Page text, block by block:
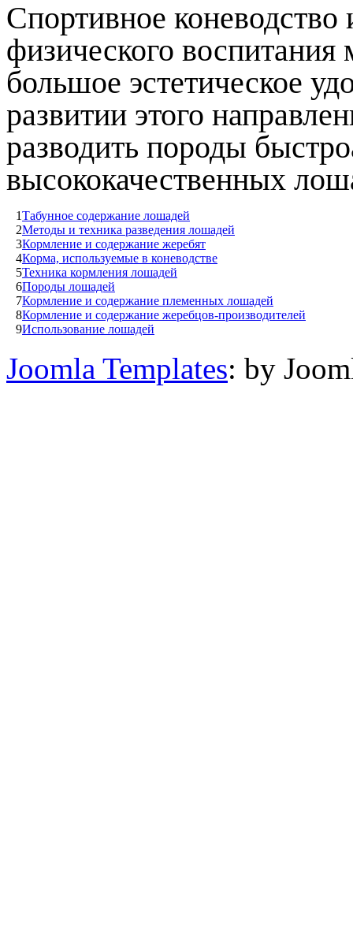
Спортивное
физического
большое эстетическое
развитии этого
разводить породы
высококачественных
1Табунное содержание лошадей
2Методы и техника разведения лошадей
3Кормление и содержание жеребят
4Корма, используемые в коневодстве
5Техника кормления лошадей
6Породы лошадей
7Кормление и содержание племенных лошадей
8Кормление и содержание жеребцов-производителей
9Использование лошадей
Joomla Templates: by